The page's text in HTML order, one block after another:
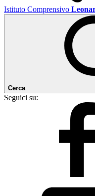
Istituto Comprensivo
Cerca
Seguici su: